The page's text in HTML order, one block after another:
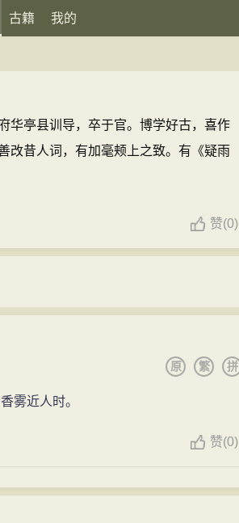
古籍 我的
华亭县训导，卒于官。博学好古，喜作
改昔人词，有加毫颊上之致。有《疑雨
赞(0)
拼
繁
原
雾近人时。
赞(0)